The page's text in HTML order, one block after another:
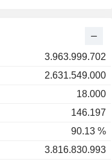
3.963.999.702
2.631.549.000
18.000
146.197
90.13 %
3.816.830.993